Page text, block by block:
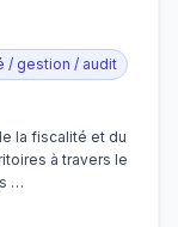
/ gestion / audit
la fiscalité et du
à travers le
…